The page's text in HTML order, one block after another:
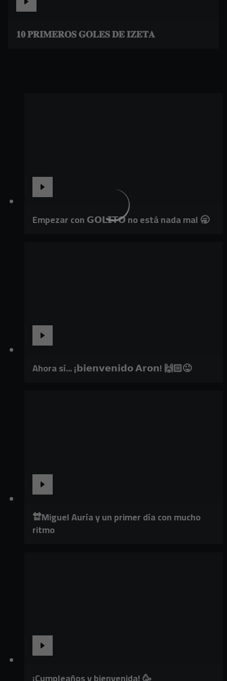
𝟏𝟎 𝐏𝐑𝐈𝐌𝐄𝐑𝐎𝐒 𝐆𝐎𝐋𝐄𝐒 𝐃𝐄 𝐈𝐙𝐄𝐓𝐀
Empezar con 𝗚𝗢𝗟𝗜𝗧𝗢 no está nada mal 🥱
Ahora sí... ¡𝗯𝗶𝗲𝗻𝘃𝗲𝗻𝗶𝗱𝗼 𝗔𝗿𝗼𝗻! 🙌🏻😜
🔛Miguel Auría y un primer día con mucho
ritmo